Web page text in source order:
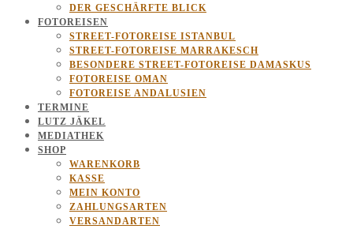
DER GESCHÄRFTE BLICK
FOTOREISEN
STREET-FOTOREISE ISTANBUL
STREET-FOTOREISE MARRAKESCH
BESONDERE STREET-FOTOREISE DAMASKUS
FOTOREISE OMAN
FOTOREISE ANDALUSIEN
TERMINE
LUTZ JÄKEL
MEDIATHEK
SHOP
WARENKORB
KASSE
MEIN KONTO
ZAHLUNGSARTEN
VERSANDARTEN